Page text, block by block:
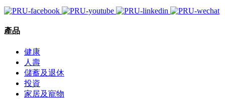
產品
健康
人壽
儲蓄及退休
投資
家居及寵物